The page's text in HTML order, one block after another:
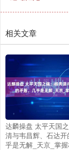
相关文章
达麟操盘 太平天国
清与韦昌辉、石达
乎是无解_天京_掌